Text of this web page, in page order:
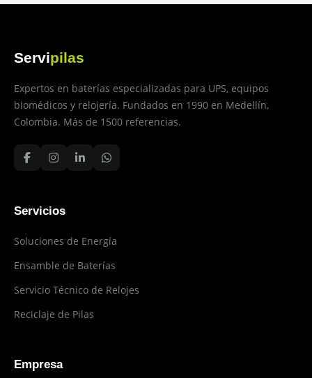
Servipilas
Expertos en baterías especializadas para UPS, equipos
biomédicos y relojería. Fundados en 1990 en Medellín,
Colombia. Más de 1500 referencias.
Servicios
Soluciones de Energía
Ensamble de Baterías
Servicio Técnico de Relojes
Reciclaje de Pilas
Empresa